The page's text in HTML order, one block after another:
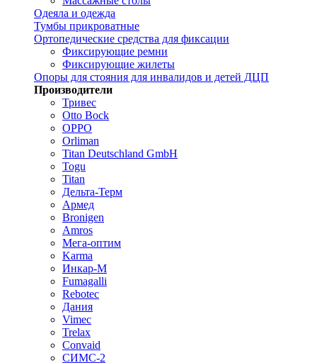
Одеяла и одежда
Тумбы прикроватные
Ортопедические средства для фиксации
Фиксирующие ремни
Фиксирующие жилеты
Опоры для стояния для инвалидов и детей ДЦП
Производители
Тривес
Otto Bock
OPPO
Orliman
Titan Deutschland GmbH
Togu
Titan
Дельта-Терм
Армед
Bronigen
Amros
Мега-оптим
Karma
Инкар-М
Fumagalli
Rebotec
Дания
Vimec
Trelax
Convaid
СИМС-2